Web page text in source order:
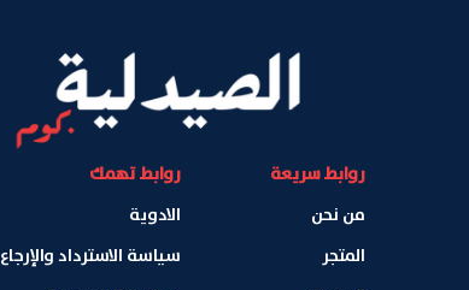
روابط سريعة
من نحن
المتجر
روابط تهمك
الادوية
سياسة الاسترداد والإرجاع